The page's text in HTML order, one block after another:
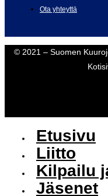
Ota yhteyttä
© 2021 – Suomen
Etusivu
Liitto
Kilpailu
Jäsenet